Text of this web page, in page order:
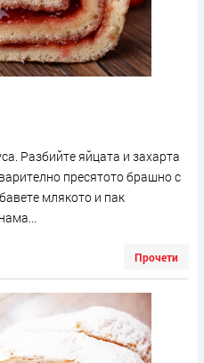
Разбийте яйцата и захарта
пресятото брашно с
млякото и пак
Прочети